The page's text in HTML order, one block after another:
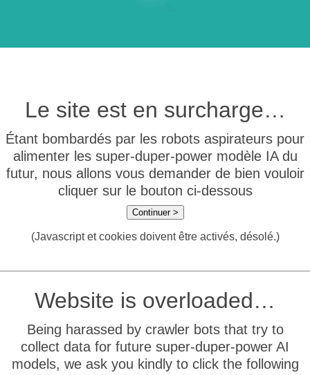
Le site est en surcharge…
Étant bombardés par les robots aspirateurs pour
alimenter les super-duper-power modèle IA du
futur, nous allons vous demander de bien vouloir
cliquer sur le bouton ci-dessous
Continuer >
(Javascript et cookies doivent être activés, désolé.)
Website is overloaded…
Being harassed by crawler bots that try to
collect data for future super-duper-power AI
models, we ask you kindly to click the following